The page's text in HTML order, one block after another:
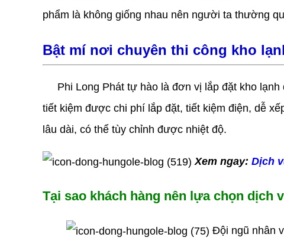
phẩm là không giống nhau nên người ta thường
Bật mí nơi chuyên thi công kho
Phi Long Phát tự hào là đơn vị lắp đặt kho lạnh
tiết kiệm được chi phí lắp đặt, tiết kiệm điện, dễ
lâu dài, có thể tùy chỉnh được nhiệt độ.
Xem ngay: Dịch
Tại sao khách hàng nên lựa chọn dịch
Đội ngũ nhân